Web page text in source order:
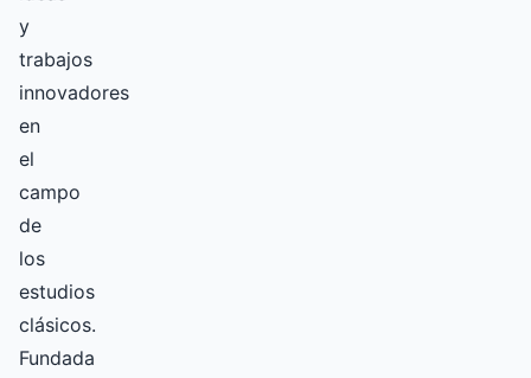
y
trabajos
innovadores
en
el
campo
de
los
estudios
clásicos.
Fundada